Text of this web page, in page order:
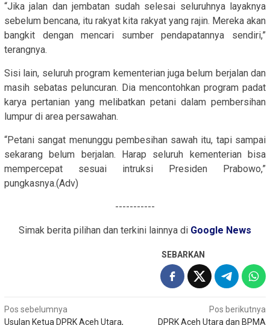
“Jika jalan dan jembatan sudah selesai seluruhnya layaknya
sebelum bencana, itu rakyat kita rakyat yang rajin. Mereka akan
bangkit dengan mencari sumber pendapatannya sendiri,”
terangnya.
Sisi lain, seluruh program kementerian juga belum berjalan dan
masih sebatas peluncuran. Dia mencontohkan program padat
karya pertanian yang melibatkan petani dalam pembersihan
lumpur di area persawahan.
“Petani sangat menunggu pembesihan sawah itu, tapi sampai
sekarang belum berjalan. Harap seluruh kementerian bisa
mempercepat sesuai intruksi Presiden Prabowo,”
pungkasnya.(Adv)
-----------
Simak berita pilihan dan terkini lainnya di Google News
SEBARKAN
Navigasi
Pos sebelumnya
Usulan Ketua DPRK Aceh Utara,
Pos berikutnya
DPRK Aceh Utara dan BPMA